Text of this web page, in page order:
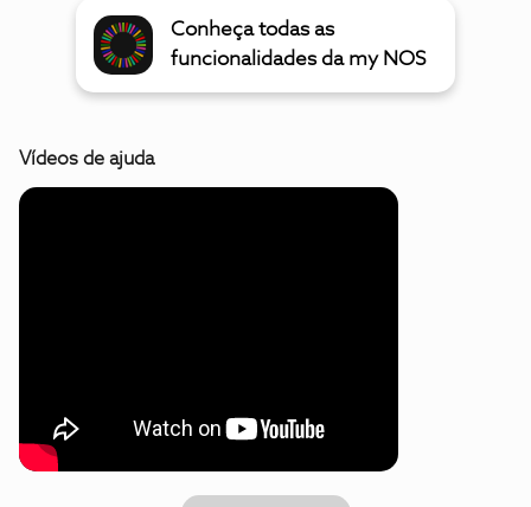
Conheça todas as
funcionalidades da my NOS
Vídeos de ajuda